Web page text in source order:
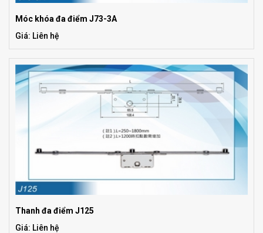
Móc khóa đa điểm J73-3A
Giá: Liên hệ
Thanh đa điểm J125
Giá: Liên hệ